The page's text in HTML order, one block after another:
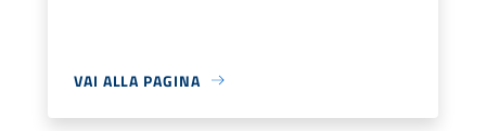
VAI ALLA PAGINA